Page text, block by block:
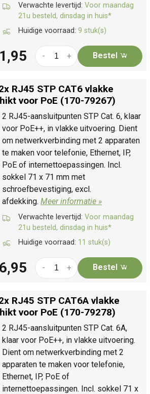
Verwachte levertijd: Voor maandag
21u besteld, dinsdag in huis*
Huidige voorraad: 9 stuk(s)
+
- Bestel
RJ45 STP CAT6 vlakke
voor PoE (170-79267)
2 RJ45-aansluitpunten STP Cat. 6, klaar
voor PoE++, in vlakke uitvoering. Dient
om netwerkverbinding met 2 apparaten
te maken voor telefonie, Ethernet, IP,
PoE of internettoepassingen. Incl.
sokkel 71 x 71 mm met
schroefbevestiging, excl.
afdekking. Meer informatie »
Verwachte levertijd: Voor maandag
21u besteld, dinsdag in huis*
Huidige voorraad: 11 stuk(s)
+
- Bestel
RJ45 STP CAT6A vlakke
voor PoE (170-79278)
2 RJ45-aansluitpunten STP Cat. 6A,
klaar voor PoE++, in vlakke uitvoering.
Dient om netwerkverbinding met 2
apparaten te maken voor telefonie,
Ethernet, IP, PoE of
internettoepassingen. Incl. sokkel 71 x